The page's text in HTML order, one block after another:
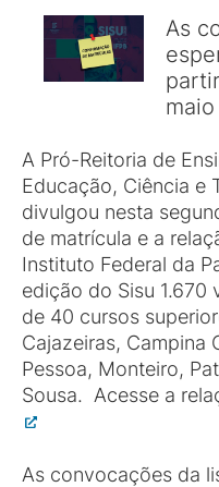
As
maio
A Pró-Reitoria de
Educação, Ciência e
divulgou nesta
de matrícula e a
Instituto Federal da
edição do Sisu 1.670
de 40 cursos
Cajazeiras, Campina
Pessoa, Monteiro,
Sousa. Acesse a
As convocações da